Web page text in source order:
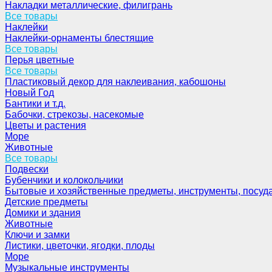
Накладки металлические, филигрань
Все товары
Наклейки
Наклейки-орнаменты блестящие
Все товары
Перья цветные
Все товары
Пластиковый декор для наклеивания, кабошоны
Новый Год
Бантики и т.д.
Бабочки, стрекозы, насекомые
Цветы и растения
Море
Животные
Все товары
Подвески
Бубенчики и колокольчики
Бытовые и хозяйственные предметы, инструменты,
Детские предметы
Домики и здания
Животные
Ключи и замки
Листики, цветочки, ягодки, плоды
Море
Музыкальные инструменты